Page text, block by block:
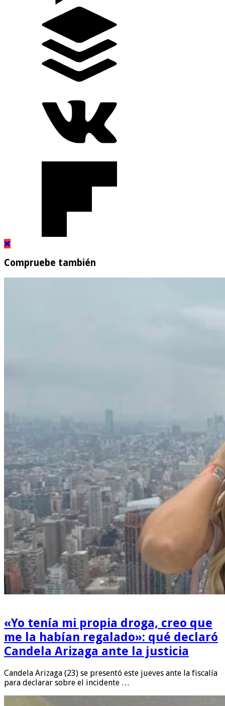
Compruebe también
«Yo tenía mi propia droga, creo que
me la habían regalado»: qué declaró
Candela Arizaga ante la justicia
Candela Arizaga (23) se presentó este jueves ante la fiscalía
para declarar sobre el incidente …